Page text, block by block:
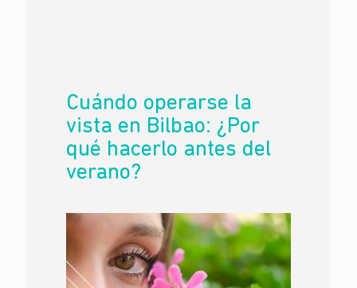
Cuándo operarse la
vista en Bilbao: ¿Por
qué hacerlo antes del
verano?